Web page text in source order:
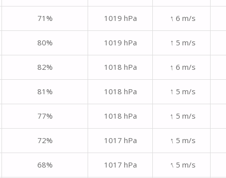
71% 1019 hPa ↑ 6 m/s
80% 1019 hPa ↑ 5 m/s
82% 1018 hPa ↑ 6 m/s
81% 1018 hPa ↑ 5 m/s
77% 1018 hPa ↑ 5 m/s
72% 1017 hPa ↑ 5 m/s
68% 1017 hPa ↑ 5 m/s